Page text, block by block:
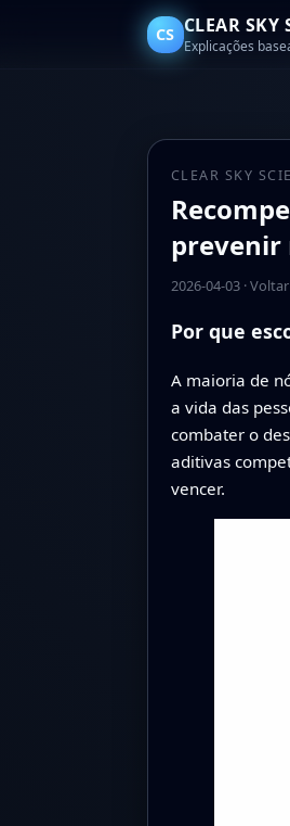
CS CLEAR SKY
Explicações
CLEAR SKY
prevenir
2026-04-03·
Por que
A maioria de
a vida das
combater o
aditivas
vencer.